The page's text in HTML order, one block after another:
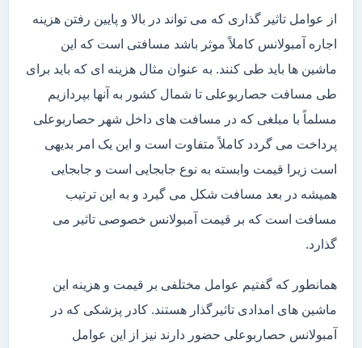
از عوامل تاثیر گذاری که می تواند در بالا و پایین رفتن هزینه
اجاره آمبولانس کاملاً موثر باشد مسافتی است که این
ماشین ها باید طی کنند. به عنوان مثال هزینه ای که باید برای
طی مسافت حصاربوعلی تا شمال کشور به آنها بپردازیم
مسلماً با مبلغی که در مسافت های داخل شهر حصاربوعلی
پرداخت می گردد کاملاً متفاوت است و این یک امر بدیهی
است زیرا قیمت وابسته به نوع جابجایی است و جابجایی
همیشه در بعد مسافت شکل می گیرد و به این ترتیب
مسافت است که بر قیمت آمبولانس خصوصی تاثیر می
گذارد.
همانطور که گفتیم عوامل مختلفی بر قیمت و هزینه این
ماشین های امدادی تاثیرگذار هستند. کادر پزشکی که در
آمبولانس حصاربوعلی حضور دارند نیز از این عوامل